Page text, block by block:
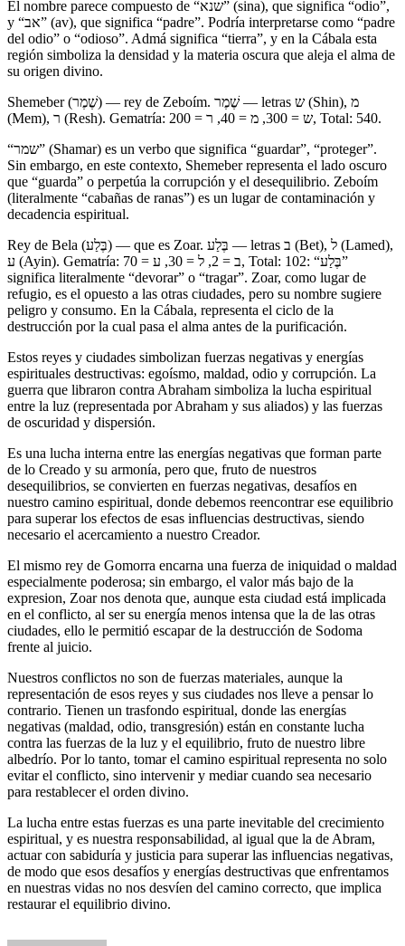
El nombre parece compuesto de “שנא” (sina), que significa “odio”,
y “אב” (av), que significa “padre”. Podría interpretarse como “padre
del odio” o “odioso”. Admá significa “tierra”, y en la Cábala esta
región simboliza la densidad y la materia oscura que aleja el alma de
su origen divino.
Shemeber (שֶׁמֶר) — rey de Zeboím. שֶׁמֶר — letras ש (Shin), מ
(Mem), ר (Resh). Gematría: ש = 300, מ = 40, ר = 200, Total: 540.
“שמר” (Shamar) es un verbo que significa “guardar”, “proteger”.
Sin embargo, en este contexto, Shemeber representa el lado oscuro
que “guarda” o perpetúa la corrupción y el desequilibrio. Zeboím
(literalmente “cabañas de ranas”) es un lugar de contaminación y
decadencia espiritual.
Rey de Bela (בֶּלַע) — que es Zoar. בֶּלַע — letras ב (Bet), ל (Lamed),
ע (Ayin). Gematría: ב = 2, ל = 30, ע = 70, Total: 102: “בֶּלַע”
significa literalmente “devorar” o “tragar”. Zoar, como lugar de
refugio, es el opuesto a las otras ciudades, pero su nombre sugiere
peligro y consumo. En la Cábala, representa el ciclo de la
destrucción por la cual pasa el alma antes de la purificación.
Estos reyes y ciudades simbolizan fuerzas negativas y energías
espirituales destructivas: egoísmo, maldad, odio y corrupción. La
guerra que libraron contra Abraham simboliza la lucha espiritual
entre la luz (representada por Abraham y sus aliados) y las fuerzas
de oscuridad y dispersión.
Es una lucha interna entre las energías negativas que forman parte
de lo Creado y su armonía, pero que, fruto de nuestros
desequilibrios, se convierten en fuerzas negativas, desafíos en
nuestro camino espiritual, donde debemos reencontrar ese equilibrio
para superar los efectos de esas influencias destructivas, siendo
necesario el acercamiento a nuestro Creador.
El mismo rey de Gomorra encarna una fuerza de iniquidad o maldad
especialmente poderosa; sin embargo, el valor más bajo de la
expresion, Zoar nos denota que, aunque esta ciudad está implicada
en el conflicto, al ser su energía menos intensa que la de las otras
ciudades, ello le permitió escapar de la destrucción de Sodoma
frente al juicio.
Nuestros conflictos no son de fuerzas materiales, aunque la
representación de esos reyes y sus ciudades nos lleve a pensar lo
contrario. Tienen un trasfondo espiritual, donde las energías
negativas (maldad, odio, transgresión) están en constante lucha
contra las fuerzas de la luz y el equilibrio, fruto de nuestro libre
albedrío. Por lo tanto, tomar el camino espiritual representa no solo
evitar el conflicto, sino intervenir y mediar cuando sea necesario
para restablecer el orden divino.
La lucha entre estas fuerzas es una parte inevitable del crecimiento
espiritual, y es nuestra responsabilidad, al igual que la de Abram,
actuar con sabiduría y justicia para superar las influencias negativas,
de modo que esos desafíos y energías destructivas que enfrentamos
en nuestras vidas no nos desvíen del camino correcto, que implica
restaurar el equilibrio divino.